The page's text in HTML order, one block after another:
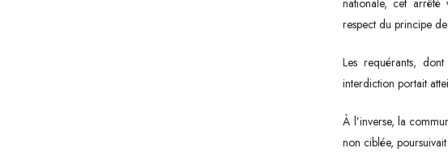
nationale, cet
respect du principe
Les requérants,
interdiction portait
À l’inverse, la
non ciblée,